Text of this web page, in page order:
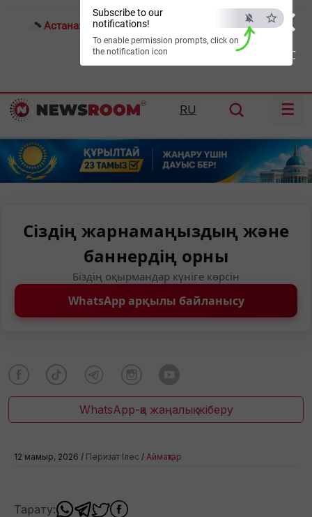
×
ESC
Subscribe to our
notifications!
To enable permission prompts, click on
the notification icon
Астана: 25°C Алматы: Шымкент:35°C
RU ☰
Сіздің жарнамаңыздың және
баннердің орны
Біздің оқырмандар күніге көрсін
WhatsApp арқылы байланысу
WhatsApp-қа жаңалық жіберу
12 мамыр, 2026 / Перизат Ілес / Аймақтар
Тарату: